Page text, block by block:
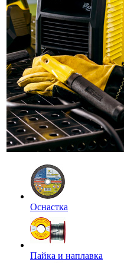
Оснастка
Пайка и наплавка